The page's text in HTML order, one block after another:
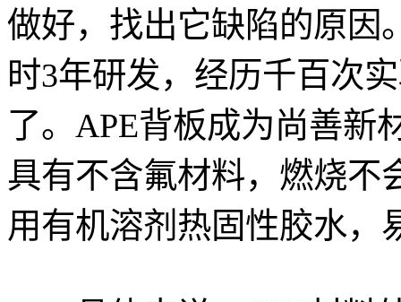
做好，找出它缺陷的原因
时3年研发，经历千百次
了。APE背板成为尚善新
具有不含氟材料，燃烧不
用有机溶剂热固性胶水，